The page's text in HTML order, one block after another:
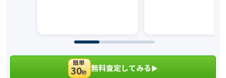
簡単
30秒 無料査定してみる▶︎